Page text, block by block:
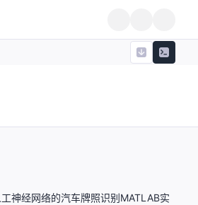
神经网络的汽车牌照识别MATLAB实